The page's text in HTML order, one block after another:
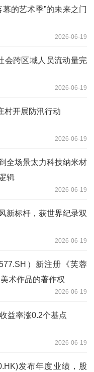
的艺术季”的未来之门
2026-06-19
会跨区域人员流动量完
2026-06-19
村开展防汛行动
2026-06-19
全场景太力科技纳米材
辑
2026-06-19
新标杆，获世界纪录双
2026-06-19
）新注册《芙蓉
术作品的著作权
2026-06-19
益率涨0.2个基点
2026-06-19
发布年度业绩，股